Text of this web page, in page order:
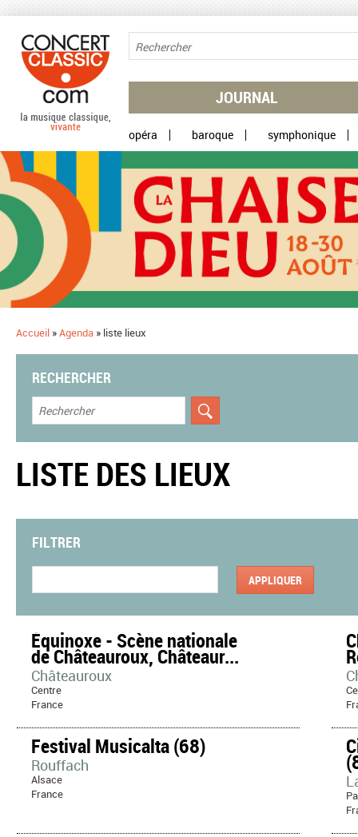
JOURNAL
opéra baroque symphonique
Accueil »Agenda » liste lieux
RECHERCHER
LISTE DES LIEUX
FILTRER
Équinoxe - Scène nationale
de Châteauroux, Châteaur...
Châteauroux
Centre
France
Festival Musicalta (68)
Rouffach
Alsace
France